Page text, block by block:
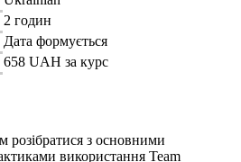
2 годин
Дата формується
658 UAH за курс
з основними
використання Team